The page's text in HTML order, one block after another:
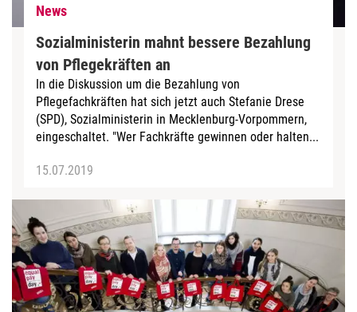
News
Sozialministerin mahnt bessere Bezahlung
von Pflegekräften an
In die Diskussion um die Bezahlung von
Pflegefachkräften hat sich jetzt auch Stefanie Drese
(SPD), Sozialministerin in Mecklenburg-Vorpommern,
eingeschaltet. "Wer Fachkräfte gewinnen oder halten...
15.07.2019